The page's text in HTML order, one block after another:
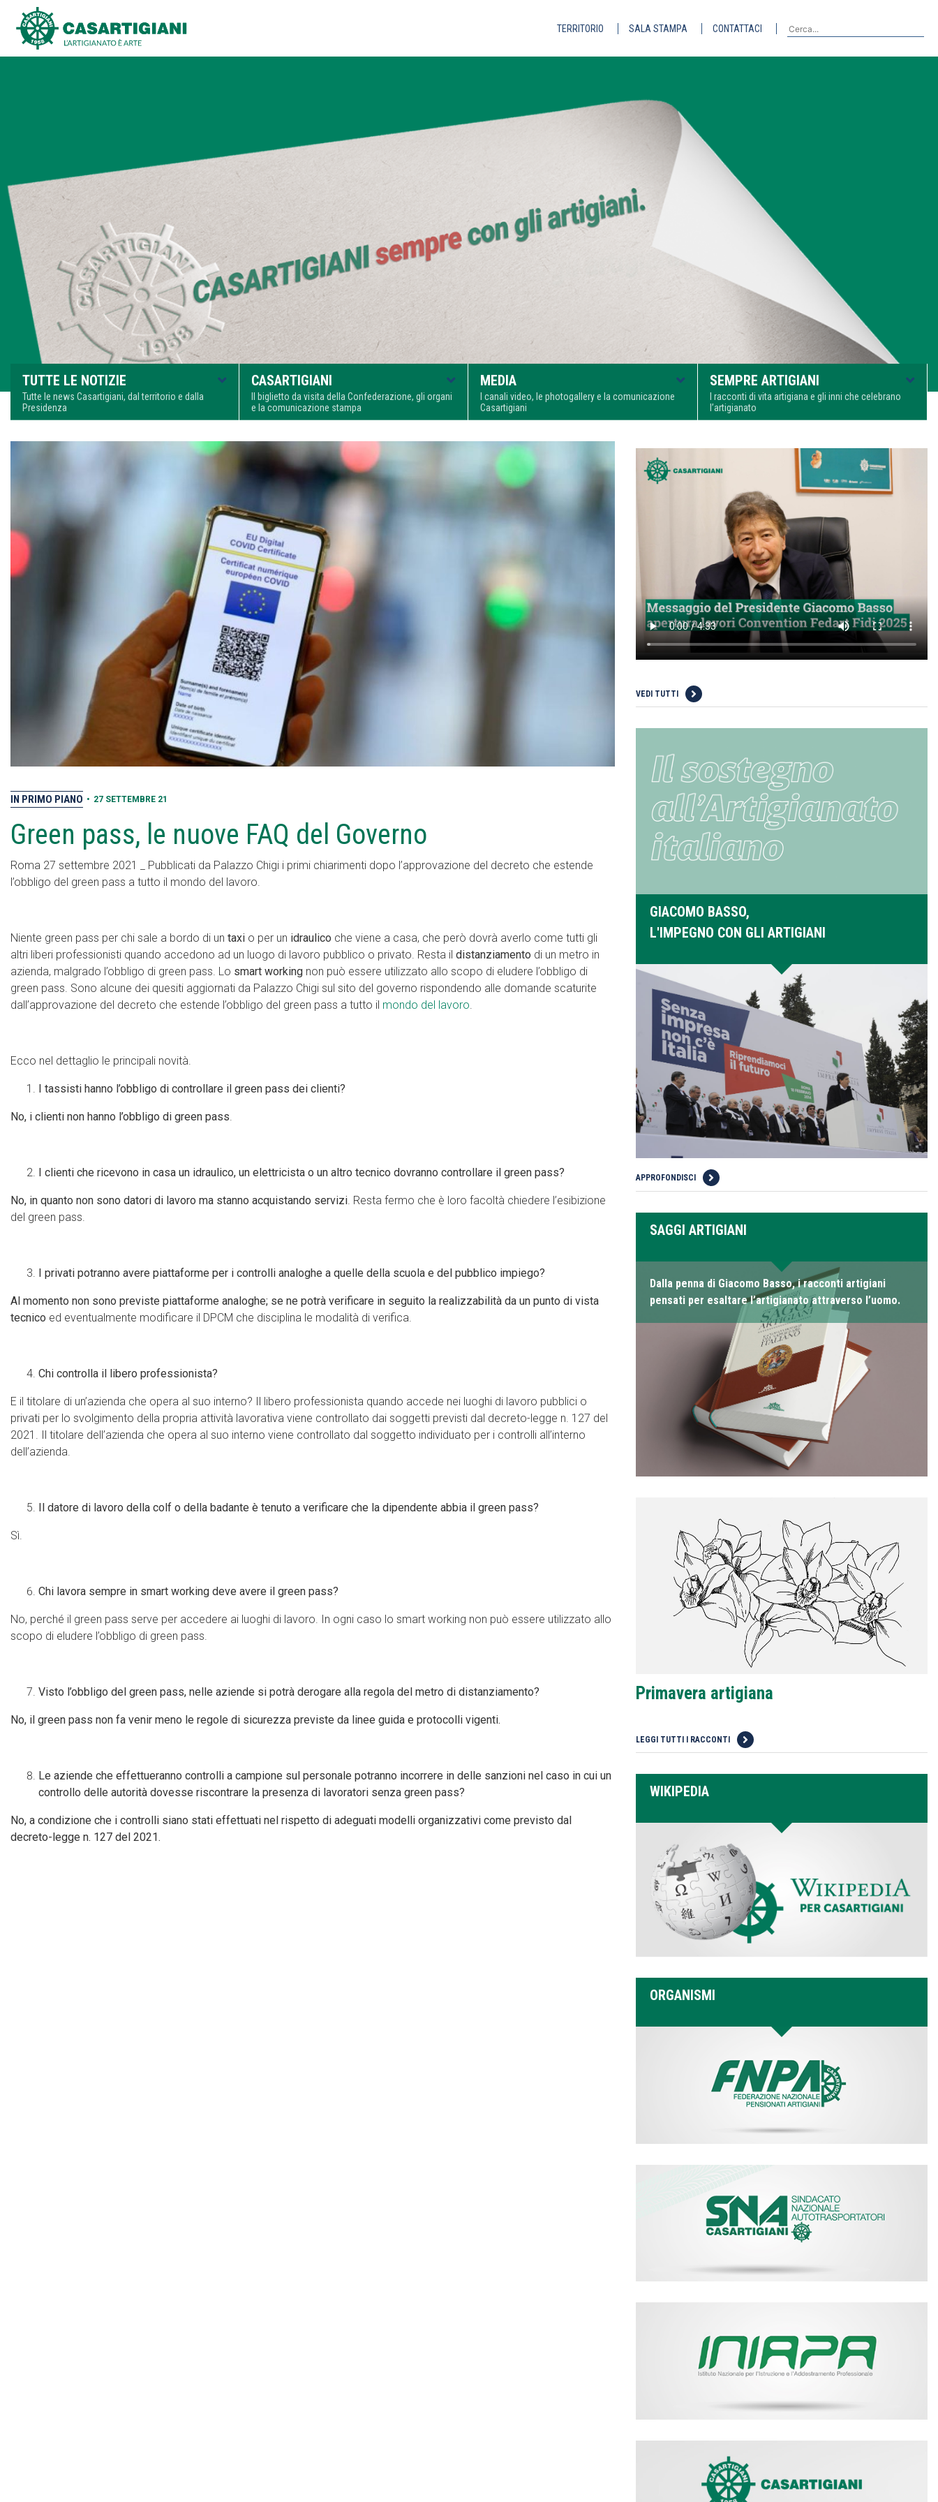
TERRITORIO SALA STAMPA CONTATTACI
TUTTE LE NOTIZIE
Tutte le news Casartigiani, dal territorio e dalla
Presidenza
CASARTIGIANI
Il biglietto da visita della Confederazione, gli organi
e la comunicazione stampa
MEDIA
I canali video, le photogallery e la comunicazione
Casartigiani
SEMPRE ARTIGIANI
I racconti di vita artigiana e gli inni che celebrano
l’artigianato
IN PRIMO PIANO • 27 SETTEMBRE 21
Green pass, le nuove FAQ del Governo
Roma 27 settembre 2021 _ Pubblicati da Palazzo Chigi i primi chiarimenti dopo l’approvazione del decreto che estende
l’obbligo del green pass a tutto il mondo del lavoro.
Niente green pass per chi sale a bordo di un taxi o per un idraulico che viene a casa, che però dovrà averlo come tutti gli
altri liberi professionisti quando accedono ad un luogo di lavoro pubblico o privato. Resta il distanziamento di un metro in
azienda, malgrado l’obbligo di green pass. Lo smart working non può essere utilizzato allo scopo di eludere l’obbligo di
green pass. Sono alcune dei quesiti aggiornati da Palazzo Chigi sul sito del governo rispondendo alle domande scaturite
dall’approvazione del decreto che estende l’obbligo del green pass a tutto il mondo del lavoro
Ecco nel dettaglio le principali novità.
I tassisti hanno l’obbligo di controllare il green pass dei clienti?
No, i clienti non hanno l’obbligo di green pass
I clienti che ricevono in casa un idraulico, un elettricista o un altro tecnico dovranno controllare il green pass?
No, in quanto non sono datori di lavoro ma stanno acquistando servizi . Resta fermo che è loro facoltà chiedere l’esibizione
del green pass.
I privati potranno avere piattaforme per i controlli analoghe a quelle della scuola e del pubblico impiego?
Al momento non sono previste piattaforme analoghe; se ne potrà verificare in seguito la realizzabilità da un punto di vista
tecnico ed eventualmente modificare il DPCM che disciplina le modalità di verifica.
Chi controlla il libero professionista?
E il titolare di un’azienda che opera al suo interno? Il libero professionista quando accede nei luoghi di lavoro pubblici o
privati per lo svolgimento della propria attività lavorativa viene controllato dai soggetti previsti dal decreto-legge n. 127 del
2021. Il titolare dell’azienda che opera al suo interno viene controllato dal soggetto individuato per i controlli all’interno
dell’azienda.
Il datore di lavoro della colf o della badante è tenuto a verificare che la dipendente abbia il green pass?
Sì.
Chi lavora sempre in smart working deve avere il green pass?
No, perché il green pass serve per accedere ai luoghi di lavoro. In ogni caso lo smart working non può essere utilizzato allo
scopo di eludere l’obbligo di green pass.
Visto l’obbligo del green pass, nelle aziende si potrà derogare alla regola del metro di distanziamento?
No, il green pass non fa venir meno le regole di sicurezza previste da linee guida e protocolli vigenti.
Le aziende che effettueranno controlli a campione sul personale potranno incorrere in delle sanzioni nel caso in cui un
controllo delle autorità dovesse riscontrare la presenza di lavoratori senza green pass?
No, a condizione che i controlli siano stati effettuati nel rispetto di adeguati modelli organizzativi come previsto dal
decreto-legge n. 127 del 2021.
VEDI TUTTI
GIACOMO BASSO,
L'IMPEGNO CON GLI ARTIGIANI
APPROFONDISCI
SAGGI ARTIGIANI
Dalla penna di Giacomo Basso, i racconti artigiani
pensati per esaltare l’artigianato attraverso l’uomo.
Primavera artigiana
LEGGI TUTTI I RACCONTI
WIKIPEDIA
ORGANISMI